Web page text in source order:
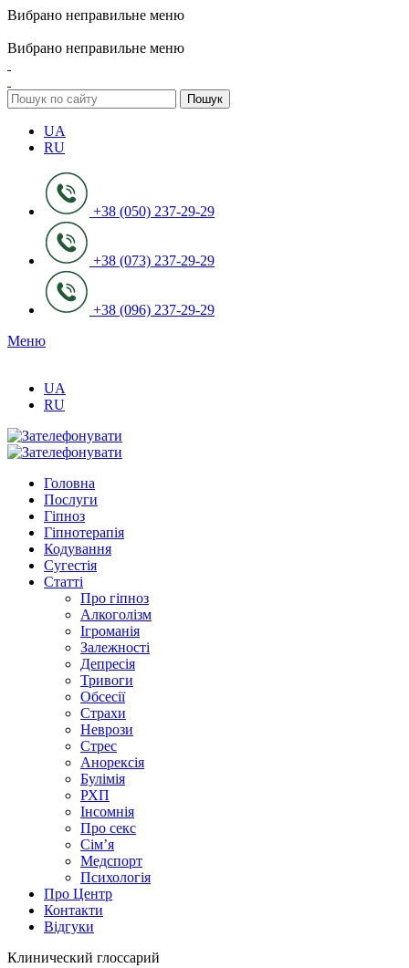
Вибрано неправильне меню
Вибрано неправильне меню
Пошук
UA
RU
+38 (050) 237-29-29
+38 (073) 237-29-29
+38 (096) 237-29-29
Меню
UA
RU
Головна
Послуги
Гіпноз
Гіпнотерапія
Кодування
Сугестія
Статті
Про гіпноз
Алкоголізм
Ігроманія
Залежності
Депресія
Тривоги
Обсесії
Страхи
Неврози
Стрес
Анорексія
Булімія
РХП
Інсомнія
Про секс
Сім’я
Медспорт
Психологія
Про Центр
Контакти
Відгуки
Клинический глоссарий